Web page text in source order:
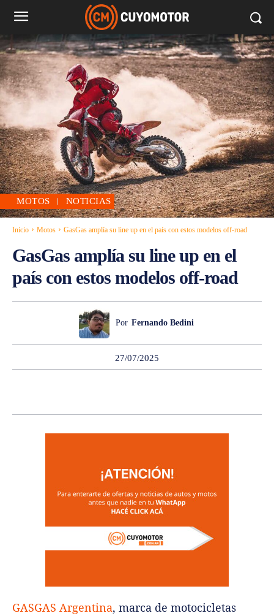
MOTOS NOTICIAS
Inicio Motos GasGas amplía su line up en el país con estos modelos off-road
GasGas amplía su line up en el
país con estos modelos off-road
Por Fernando Bedini
27/07/2025
GASGAS Argentina, marca de motocicletas